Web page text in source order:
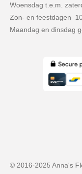
o
k
r
a
m
p
p
Woensdag t.e.m.
Zon- en feestdagen
Maandag en dinsdag
© 2016-2025 Anna's